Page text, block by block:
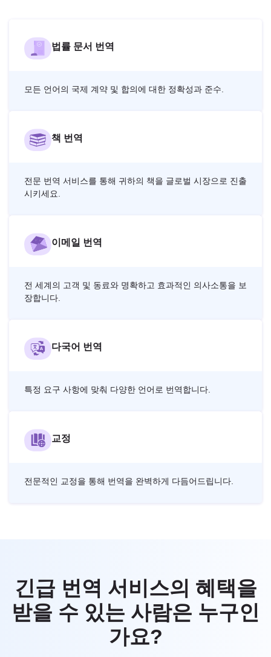
법률 문서 번역
모든 언어의 국제 계약 및 합의에 대한 정확성과 준수.
책 번역
전문 번역 서비스를 통해 귀하의 책을 글로벌 시장으로 진출
시키세요.
이메일 번역
전 세계의 고객 및 동료와 명확하고 효과적인 의사소통을 보
장합니다.
다국어 번역
특정 요구 사항에 맞춰 다양한 언어로 번역합니다.
교정
전문적인 교정을 통해 번역을 완벽하게 다듬어드립니다.
긴급 번역 서비스의 혜택을
받을 수 있는 사람은 누구인
가요?